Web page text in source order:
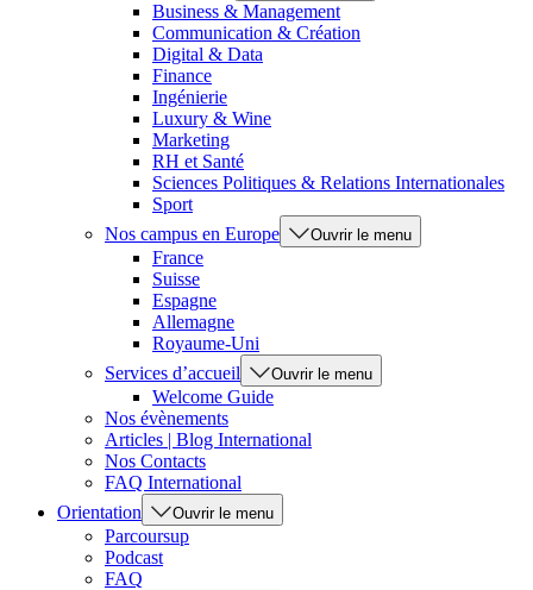
Business & Management
Communication & Création
Digital & Data
Finance
Ingénierie
Luxury & Wine
Marketing
RH et Santé
Sciences Politiques & Relations Internationales
Sport
Nos campus en Europe
Ouvrir le menu
France
Suisse
Espagne
Allemagne
Royaume-Uni
Services d’accueil
Ouvrir le menu
Welcome Guide
Nos évènements
Articles | Blog International
Nos Contacts
FAQ International
Orientation
Ouvrir le menu
Parcoursup
Podcast
FAQ